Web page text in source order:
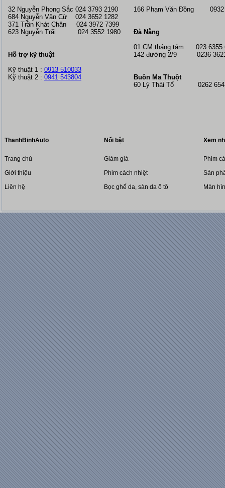
32 Nguyễn Phong Sắc 024 3793 2190
684 Nguyễn Văn Cừ 024 3652 1282
371 Trần Khát Chân 024 3972 7399
623 Nguyễn Trãi 024 3552 1980
Hỗ trợ kỹ thuật
Kỹ thuật 1 : 0913 510033
Kỹ thuật 2 : 0941 543804
166 Phạm Văn Đồng 0932
Đà Nẵng
01 CM tháng tám 023 6355
142 đường 2/9 0236
Buôn Ma Thuột
60 Lý Thái Tổ 0262
ThanhBinhAuto
Trang chủ
Giới thiệu
Liên hệ
Nổi bật
Giảm giá
Phim cách nhiệt
Bọc ghế da, sàn da ô tô
Xem
Phim
Sản
Màn